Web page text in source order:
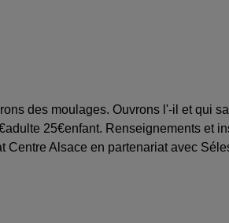
des moulages. Ouvrons l'-il et qui
25€enfant. Renseignements et
Alsace en partenariat avec